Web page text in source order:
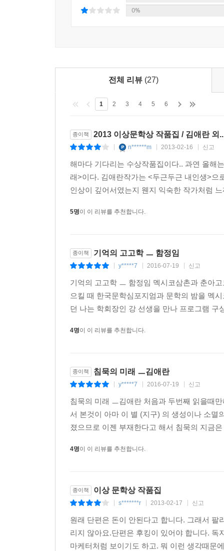
이번 이상문학상 대상 수상작으로 심사위원들
제37회 이상문학상 대상 수상작으로 선정하였다.
■ 대상 수상작 「침묵의 미래」, 그리고 주옥같은
「침묵의 미래」는 인간이 사용하고 있는 언어
취하고 있다. 이 작품은 ‘지구상에서 언어가 평
화자들을 가상의 강대국이 ‘소수언어박물관’에
‘마지막 화자’들의 생활과 자신의 이야기를 들
형상화하는 데 성공하면서 발군의 작가적 상상력
대상 수상작 외에도 멕시코에서 날아온 한 통의
눈여겨볼 작품이다. 또한 성폭행범으로 지목되
간신히 파국을 면한 위태로운 삶을 보여주는 편
‘사이드미러’, 공원에서 만난 한 ‘노인’의 인연
지닌 인물의 이야기인 동시에 어디에도 존재하
개성을 발하는 작품이다. 아울러, 아버지의 등에
「흉몽」은 삶의 불편한 면을 되돌아보게 하는 수
한 발짝 또 한 발짝
짐작으로 알던 것을 몸으로 익히며
누군가의 보폭을 쉽게 판정하지 않는 법을 배운다.
그 자리에 다른 짐작을 앉힌다.
길 위에 ‘방향’을 만든 것은
고민의 시차詩差.
가끔 그 고민이 궁금해
당신이 쓴 말과 쓰지 않은 말,
쓸 수 없던 말들을 가늠해본다.
0%
전체 리뷰 (27)
1 2 3 4 5 6
종이책 2013 이상문학상 작품집 / 김애란 외..
n******m 2013-02-16 신고
해마다 기다리는 수상작품집이다.. 과연 올해
래>이다. 김애란작가는 <두근두근 내인생>으
인상이 깊어서였는지 웬지 익숙한 작가처럼
5명이 이 리뷰를 추천합니다.
종이책 기억의 고고학 ㅡ 함정임
y*****7 2016-07-19 신고
기억의 고고학 ㅡ 함정임 멕시코삼촌과 춘아
으킬 때 한국문학심포지엄과 문학의 밤을 멕
던 나는 학회장인 강 선생을 만나 프로그램
4명이 이 리뷰를 추천합니다.
종이책 침묵의 미래 ㅡ김애란
y*****7 2016-07-19 신고
침묵의 미래 ㅡ김애란 처음과 두번째 읽을때
서 본것이 아마 이 별 (지구) 의 생성이나 소멸
졌으므로 이젠 부재한다고 해서 침묵의 지금
4명이 이 리뷰를 추천합니다.
종이책 이상 문학상 작품집
s*******r 2013-02-17 신고
원래 단편은 돈이 안된다고 합니다. 그래서
리지 않아요.단편은 후킹이 있어야 합니다.
마케터처럼 보이기도 하고. 뭐 이런 생각때문